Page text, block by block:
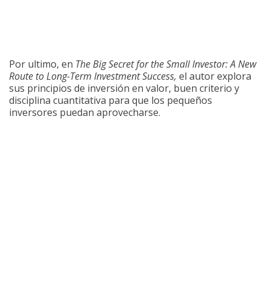
Por ultimo, en The Big Secret for the Small Investor: A New
Route to Long-Term Investment Success, el autor explora
sus principios de inversión en valor, buen criterio y
disciplina cuantitativa para que los pequeños
inversores puedan aprovecharse.